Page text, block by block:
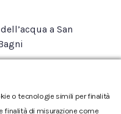
a San
o tecnologie simili per finalità
finalità di misurazione come